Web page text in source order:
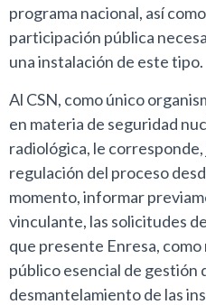
programa nacional, así
participación pública
una instalación de este tipo.
Al CSN, como único
en materia de seguridad
radiológica, le
regulación del proceso
momento, informar
vinculante, las solicitudes
que presente Enresa,
público esencial de gestión
desmantelamiento de las